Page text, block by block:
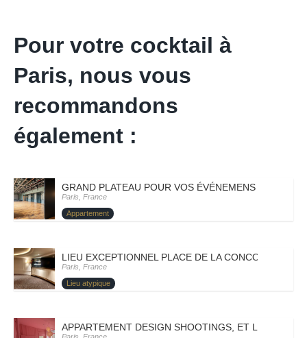
Pour votre cocktail à
Paris, nous vous
recommandons
également :
GRAND PLATEAU POUR VOS ÉVÉNEMENS – PARIS
Paris, France
Appartement
LIEU EXCEPTIONNEL PLACE DE LA CONCORDE –
Paris, France
Lieu atypique
APPARTEMENT DESIGN SHOOTINGS, ET